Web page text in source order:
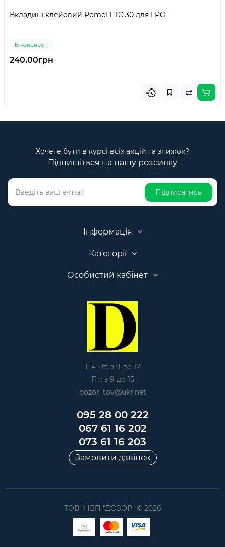
Вкладиш клейовий Pomel FTC 30 для LPO
В наявності
240.00грн
Хочете бути в курсі всіх акцій та знижок?
Підпишіться на нашу розсилку
Підписатись
Інформація
Категорії
Особистий кабінет
Пн-Чт: з 9 до 17
Пт: з 9 до 15
dozor_tov@ukr.net
095 28 00 222
067 61 16 202
073 61 16 203
Замовити дзвінок
ТОВ "НВП "ДОЗОР" © 2026